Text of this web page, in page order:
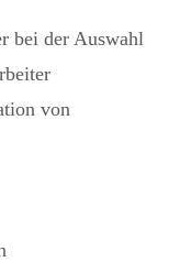
bei der Auswahl
von